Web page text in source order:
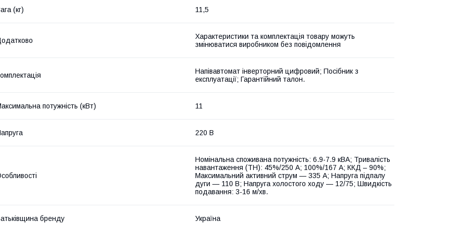
(кг) 11,5
Характеристики та комплектація товару можуть
змінюватися виробником без повідомлення
Напівавтомат інверторний цифровий; Посібник з
експлуатації; Гарантійний талон.
потужність (кВт) 11
220 В
Номінальна споживана потужність: 6.9-7.9 кВА; Тривалість
навантаження (ТН): 45%/250 А; 100%/167 А; ККД – 90%;
Максимальний активний струм — 335 А; Напруга підпалу
дуги — 110 В; Напруга холостого ходу — 12/75; Швидкість
подавання: 3-16 м/хв.
бренду Україна